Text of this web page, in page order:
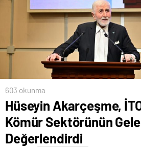
603 okunma
Hüseyin Akarçeşme,
Kömür Sektörünün
Değerlendirdi